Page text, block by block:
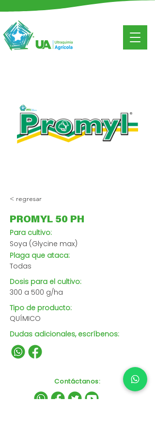
< regresar
PROMYL 50 PH
Para cultivo:
Soya (Glycine max)
Plaga que ataca:
Todas
Dosis para el cultivo:
300 a 500 g/ha
Tipo de producto:
QUÍMICO
Dudas adicionales, escríbenos:
Contáctanos: